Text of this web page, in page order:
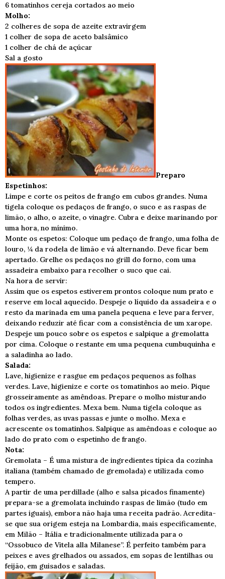
6 tomatinhos cereja cortados ao meio
Molho:
2 colheres de sopa de azeite extravirgem
1 colher de sopa de aceto balsâmico
1 colher de chá de açúcar
Sal a gosto
Preparo
Espetinhos:
Limpe e corte os peitos de frango em cubos grandes. Numa
tigela coloque os pedaços de frango, o suco e as raspas de
limão, o alho, o azeite, o vinagre. Cubra e deixe marinando por
uma hora, no mínimo.
Monte os espetos: Coloque um pedaço de frango, uma folha de
louro, ¼ da rodela de limão e vá alternando. Deve ficar bem
apertado. Grelhe os pedaços no grill do forno, com uma
assadeira embaixo para recolher o suco que cai.
Na hora de servir:
Assim que os espetos estiverem prontos coloque num prato e
reserve em local aquecido. Despeje o líquido da assadeira e o
resto da marinada em uma panela pequena e leve para ferver,
deixando reduzir até ficar com a consistência de um xarope.
Despeje um pouco sobre os espetos e salpique a gremolatta
por cima. Coloque o restante em uma pequena cumbuquinha e
a saladinha ao lado.
Salada:
Lave, higienize e rasgue em pedaços pequenos as folhas
verdes. Lave, higienize e corte os tomatinhos ao meio. Pique
grosseiramente as amêndoas. Prepare o molho misturando
todos os ingredientes. Mexa bem. Numa tigela coloque as
folhas verdes, as uvas passas e junte o molho. Mexa e
acrescente os tomatinhos. Salpique as amêndoas e coloque ao
lado do prato com o espetinho de frango.
Nota:
Gremolata – É uma mistura de ingredientes típica da cozinha
italiana (também chamado de gremolada) e utilizada como
tempero.
A partir de uma perdillade (alho e salsa picados finamente)
prepara-se a gremolata incluindo raspas de limão (tudo em
partes iguais), embora não haja uma receita padrão. Acredita-
se que sua origem esteja na Lombardia, mais especificamente,
em Milão – Itália e tradicionalmente utilizada para o
“Ossobuco de Vitela alla Milanese”. É perfeito também para
peixes e aves grelhados ou assados, em sopas de lentilhas ou
feijão, em guisados e saladas.